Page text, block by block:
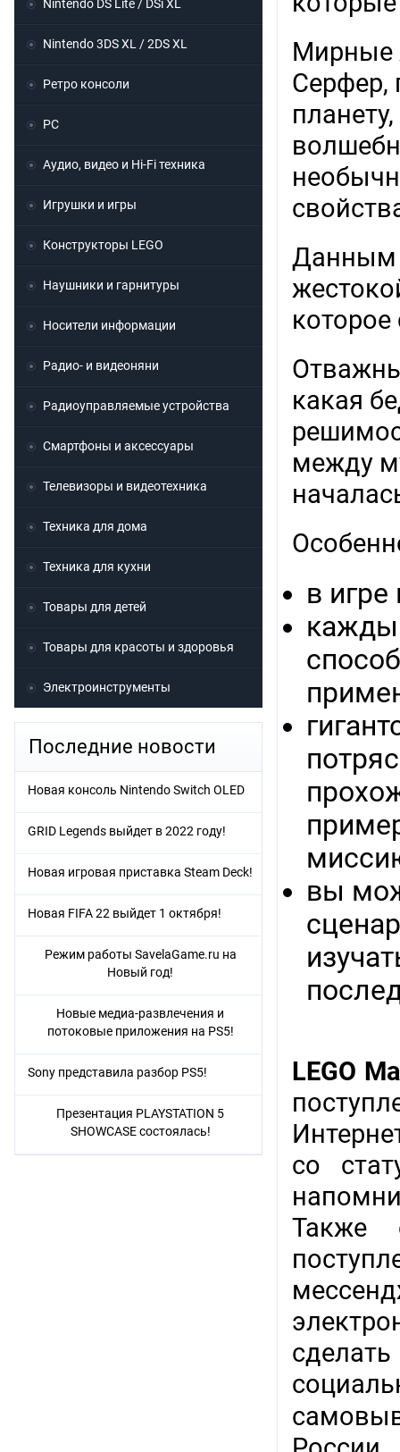
Мирные
Серфер,
Данным
какая
между
в
вы
LEGO
со
Также
Nintendo DS Lite / DSi XL
Nintendo 3DS XL / 2DS XL
Ретро консоли
PC
Аудио, видео и Hi-Fi техника
Игрушки и игры
Конструкторы LEGO
Наушники и гарнитуры
Носители информации
Радио- и видеоняни
Радиоуправляемые устройства
Смартфоны и аксессуары
Телевизоры и видеотехника
Техника для дома
Техника для кухни
Товары для детей
Товары для красоты и здоровья
Электроинструменты
Последние новости
Новая консоль Nintendo Switch OLED
GRID Legends выйдет в 2022 году!
Новая игровая приставка Steam Deck!
Новая FIFA 22 выйдет 1 октября!
Режим работы SavelaGame.ru на
Новый год!
Новые медиа-развлечения и
потоковые приложения на PS5!
Sony представила разбор PS5!
Презентация PLAYSTATION 5
SHOWCASE состоялась!